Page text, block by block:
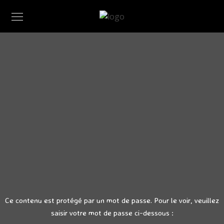
Ce contenu est protégé par un mot de passe. Pour le voir, veuillez
saisir votre mot de passe ci-dessous :